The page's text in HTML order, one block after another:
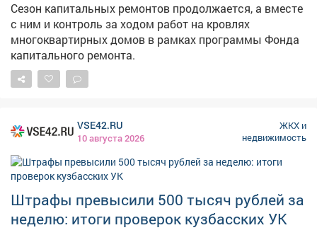
Сезон капитальных ремонтов продолжается, а вместе
с ним и контроль за ходом работ на кровлях
многоквартирных домов в рамках программы Фонда
капитального ремонта.
VSE42.RU
10 августа 2026
ЖКХ и
недвижимость
Штрафы превысили 500 тысяч рублей за
неделю: итоги проверок кузбасских УК